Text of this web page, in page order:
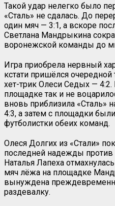
Такой удар нелегко было
«Сталь» не сдалась. До
один мяч — 3:1, а вскоре
Светлана Мандрыкина
воронежской команды до
Игра приобрела нервный
кстати пришёлся
хет-трик Олеси Седых — 4:2.
площадке так и не
вновь приблизила «Сталь»
4:3, а затем с площадки
футболистки обеих команд.
Олеся Долгих из «Стали»
последней надежды
Наталья Лапеха
мяч лёжа на площадке
вынуждена
раздевалку.